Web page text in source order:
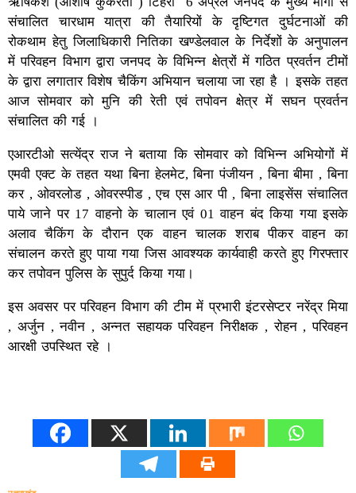
संचालित चारधाम यात्रा की तैयारियों के दृष्टिगत दुर्घटनाओं की
रोकथाम हेतु जिलाधिकारी नितिका खण्डेलवाल के निर्देशों के अनुपालन
में परिवहन विभाग द्वारा जनपद के विभिन्न क्षेत्रों में गठित प्रवर्तन टीमों
के द्वारा लगातार विशेष चैकिंग अभियान चलाया जा रहा है । इसके तहत
आज सोमवार को मुनि की रेती एवं तपोवन क्षेत्र में सघन प्रवर्तन
संचालित की गई ।
एआरटीओ सत्येंद्र राज ने बताया कि सोमवार को विभिन्न अभियोगों में
एमवी एक्ट के तहत यथा बिना हेलमेट, बिना पंजीयन , बिना बीमा , बिना
कर , ओवरलोड , ओवरस्पीड , एच एस आर पी , बिना लाइसेंस संचालित
पाये जाने पर 17 वाहनो के चालान एवं 01 वाहन बंद किया गया इसके
अलाव चैकिंग के दौरान एक वाहन चालक शराब पीकर वाहन का
संचालन करते हुए पाया गया जिस आवश्यक कार्यवाही करते हुए गिरफ्तार
कर तपोवन पुलिस के सुपुर्द किया गया।
इस अवसर पर परिवहन विभाग की टीम में प्रभारी इंटरसेप्टर नरेंद्र मिया
, अर्जुन , नवीन , अन्नत सहायक परिवहन निरीक्षक , रोहन , परिवहन
आरक्षी उपस्थित रहे ।